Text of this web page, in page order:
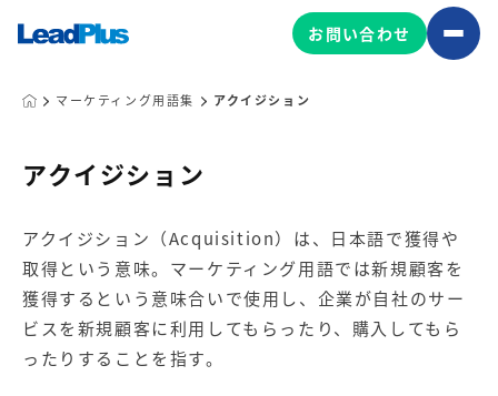
Web制作
マーケティングコンサルティング
コンテンツ制作
マーケティング基盤の製品
Leadplus One MyFolio
サイトアクセス解析ダッシュ
お問い合わせ
マーケティング用語集 アクイジション
アクイジション
アクイジション（Acquisition）は、日本語で獲得や
取得という意味。マーケティング用語では新規顧客を
獲得するという意味合いで使用し、企業が自社のサー
ビスを新規顧客に利用してもらったり、購入してもら
ったりすることを指す。